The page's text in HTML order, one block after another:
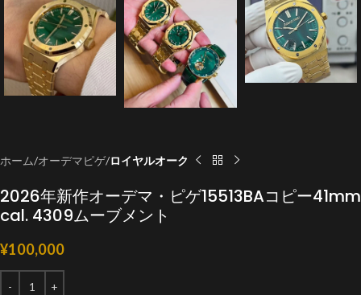
ホーム オーデマピゲ ロイヤルオーク
2026年新作オーデマ・ピゲ15513BAコピー41mm
cal. 4309ムーブメント
¥100,000